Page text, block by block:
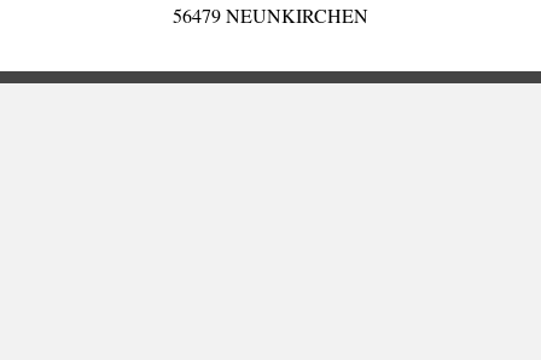
56479 NEUNKIRCHEN